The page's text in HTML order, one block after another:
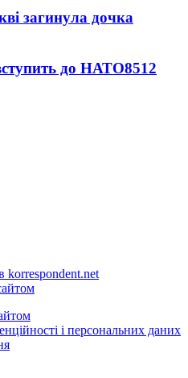
загинула дочка
до НАТО8512
korrespondent.net
і персональних даних